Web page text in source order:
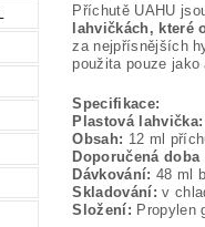
Příchutě UAHU
lahvičkách, které
za nejpřísnějších
použita pouze jako
Specifikace:
Plastová lahvička:
Obsah: 12 ml
Doporučená doba
Dávkování: 48 ml
Skladování: v
Složení: Propylen